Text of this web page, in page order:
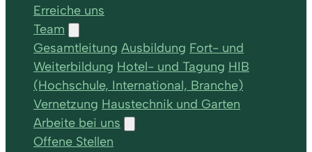
Erreiche uns
Team
Gesamtleitung Ausbildung Fort- und
Weiterbildung Hotel- und Tagung HIB
(Hochschule, International, Branche)
Vernetzung Haustechnik und Garten
Arbeite bei uns
Offene Stellen